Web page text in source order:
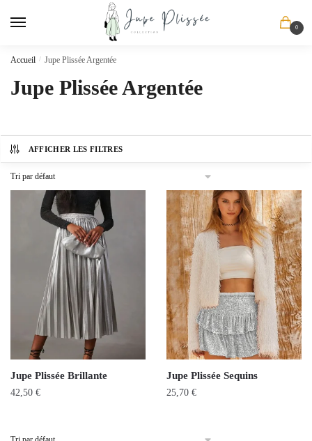
0
Accueil / Jupe Plissée Argentée
Jupe Plissée Argentée
AFFICHER LES FILTRES
Jupe Plissée Brillante
42,50 €
Jupe Plissée Sequins
25,70 €